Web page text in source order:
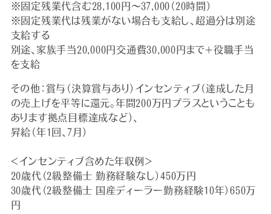
※固定残業代含む28,100円～37,000（20時間）
※固定残業代は残業がない場合も支給し、超過分は別途
支給する
別途、家族手当20,000円交通費30,000円まで＋役職手当
を支給
その他：賞与（決算賞与あり）インセンティブ（達成した月
の売上げを平等に還元。年間200万円プラスということも
あります拠点目標達成など）、
昇給（年1回、7月）
＜インセンティブ含めた年収例＞
20歳代（2級整備士 勤務経験なし）450万円
30歳代（2級整備士 国産ディーラー勤務経験10年）650万
円